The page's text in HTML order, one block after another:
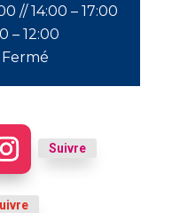
//14:00 – 17:00
– 12:00
Fermé
Suivre